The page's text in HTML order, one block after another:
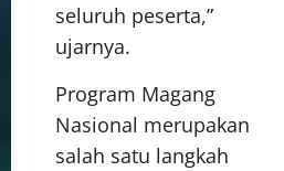
seluruh peserta,”
ujarnya.
Program Magang
Nasional merupakan
salah satu langkah